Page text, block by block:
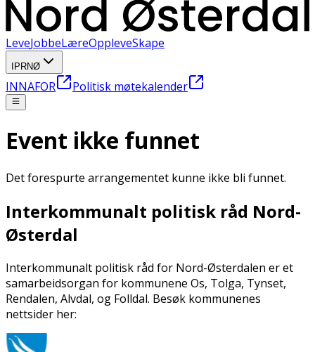
LeveJobbeLæreOppleveSkape
IPRNØ
INNAFOR Politisk møtekalender
Event ikke funnet
Det forespurte arrangementet kunne ikke bli funnet.
Interkommunalt politisk råd Nord-
Østerdal
Interkommunalt politisk råd for Nord-Østerdalen er et
samarbeidsorgan for kommunene Os, Tolga, Tynset,
Rendalen, Alvdal, og Folldal. Besøk kommunenes
nettsider her: